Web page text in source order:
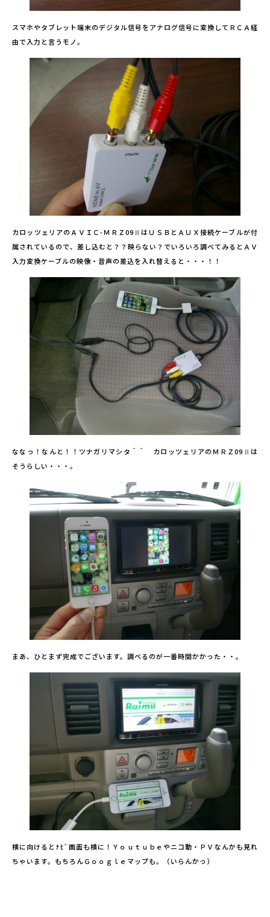
スマホやタブレット端末のデジタル信号をアナログ信号に変換してＲＣＡ経
由で入力と言うモノ。
カロッツェリアのＡＶＩＣ-ＭＲＺ09ⅡはＵＳＢとＡＵＸ接続ケーブルが付
属されているので、差し込むと？？映らない？でいろいろ調べてみるとＡＶ
入力変換ケーブルの映像・音声の差込を入れ替えると・・・！！
ななっ！なんと！！ツナガリマシタ＾＾ カロッツェリアのＭＲＺ09Ⅱは
そうらしい・・・。
まあ、ひとまず完成でございます。調べるのが一番時間かかった・・。
横に向けるとﾅﾋﾞ画面も横に！Ｙｏｕｔｕｂｅやニコ動・ＰＶなんかも見れ
ちゃいます。もちろんＧｏｏｇｌｅマップも。（いらんかっ）